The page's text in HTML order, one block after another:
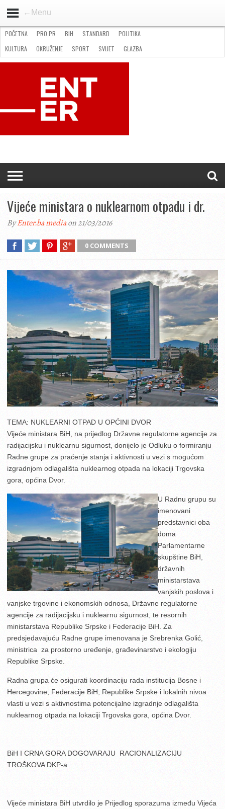
←Menu
STANDARD
GOSPODARSTVO
OKRUŽENJE
POČETNA PRO.PR BIH STANDARD
POLITIKA
KULTURA
OKRUŽENJE SPORT SVIJET
GLAZBA
NATJEČAJI
FILMING LOCATION IN BH KONTAKT
Vijeće ministara o nuklearnom otpadu i dr.
ByEnter.ba mediaon 21/03/2016
0 COMMENTS
TEMA: NUKLEARNI OTPAD U OPĆINI DVOR
Vijeće ministara BiH, na prijedlog Državne regulatorne agencije za
radijacijsku i nuklearnu sigurnost, donijelo je Odluku o formiranju
Radne grupe za praćenje stanja i aktivnosti u vezi s mogućom
izgradnjom odlagališta nuklearnog otpada na lokaciji Trgovska
gora, općina Dvor.
U Radnu grupu su
imenovani
predstavnici oba
doma
Parlamentarne
skupštine BiH,
državnih
ministarstava
vanjskih poslova i
vanjske trgovine i ekonomskih odnosa, Državne regulatorne
agencije za radijacijsku i nuklearnu sigurnost, te resornih
ministarstava Republike Srpske i Federacije BiH. Za
predsjedavajuću Radne grupe imenovana je Srebrenka Golić,
ministrica za prostorno uređenje, građevinarstvo i ekologiju
Republike Srpske.
Radna grupa će osigurati koordinaciju rada institucija Bosne i
Hercegovine, Federacije BiH, Republike Srpske i lokalnih nivoa
vlasti u vezi s aktivnostima potencijalne izgradnje odlagališta
nuklearnog otpada na lokaciji Trgovska gora, općina Dvor.
BiH I CRNA GORA DOGOVARAJU RACIONALIZACIJU
TROŠKOVA DKP-a
Vijeće ministara BiH utvrdilo je Prijedlog sporazuma između Vijeća